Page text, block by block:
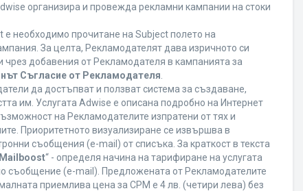
организира и провежда рекламни кампании на стоки
необходимо прочитане на Subject полето на
За целта, Рекламодателят дава изричното си
добавения от Рекламодателя в кампанията за
Съгласие от Рекламодателя
да достъпват и ползват система за създаване,
им. Услугата Adwise е описана подробно на Интернет
на Рекламодателите изпратени от тях и
Приоритетното визуализиране се извършва в
съобщения (e-mail) от списъка. За краткост в текста
“ - определя начина на тарифиране на услугата
съобщение (e-mail). Предложената от Рекламодателите
приемлива цена за CPM е 4 лв. (четири лева) без